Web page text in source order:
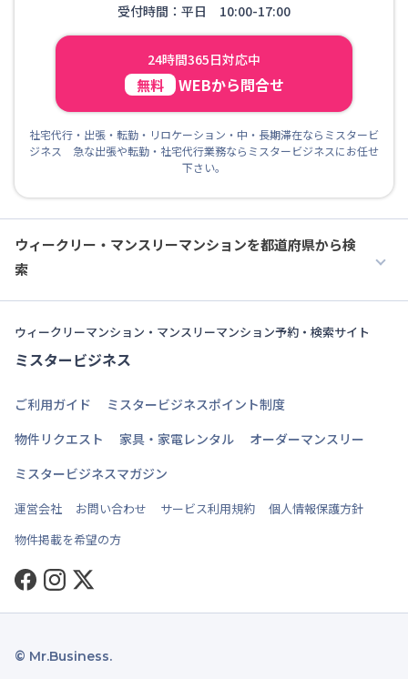
受付時間：平日 10:00-17:00
24時間365日対応中
無料 WEBから問合せ
社宅代行・出張・転勤・リロケーション・中・長期滞在ならミスタービ
ジネス 急な出張や転勤・社宅代行業務ならミスタービジネスにお任せ
下さい。
ウィークリー・マンスリーマンションを都道府県から検
索
ウィークリーマンション・マンスリーマンション予約・検索サイト
ミスタービジネス
ご利用ガイド
ミスタービジネスポイント制度
物件リクエスト
家具・家電レンタル
オーダーマンスリー
ミスタービジネスマガジン
運営会社 お問い合わせ サービス利用規約
個人情報保護方針
物件掲載を希望の方
Facebook
Instagram
Twitter
© Mr.Business.